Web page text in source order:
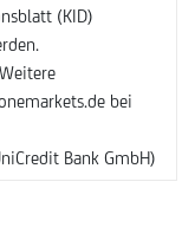
(KID)
bei
Bank GmbH)